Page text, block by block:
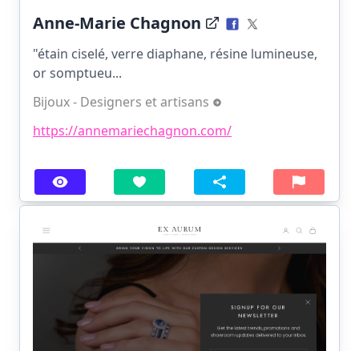
Anne-Marie Chagnon
"étain ciselé, verre diaphane, résine lumineuse,
or somptueu...
Bijoux - Designers et artisans
https://annemariechagnon.com/